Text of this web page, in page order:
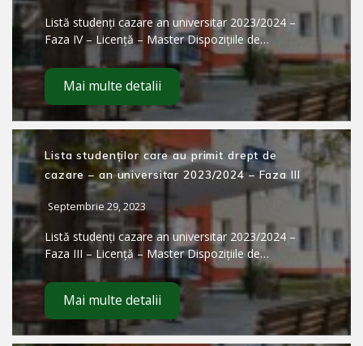
Listă studenți cazare an universitar 2023/2024 –
Faza IV – Licență – Master Dispozițiile de…
Mai multe detalii
Lista studenților care au primit drept de
cazare – an universitar 2023/2024 – Faza III
Septembrie 29, 2023
Listă studenți cazare an universitar 2023/2024 –
Faza III – Licență – Master Dispozițiile de…
Mai multe detalii